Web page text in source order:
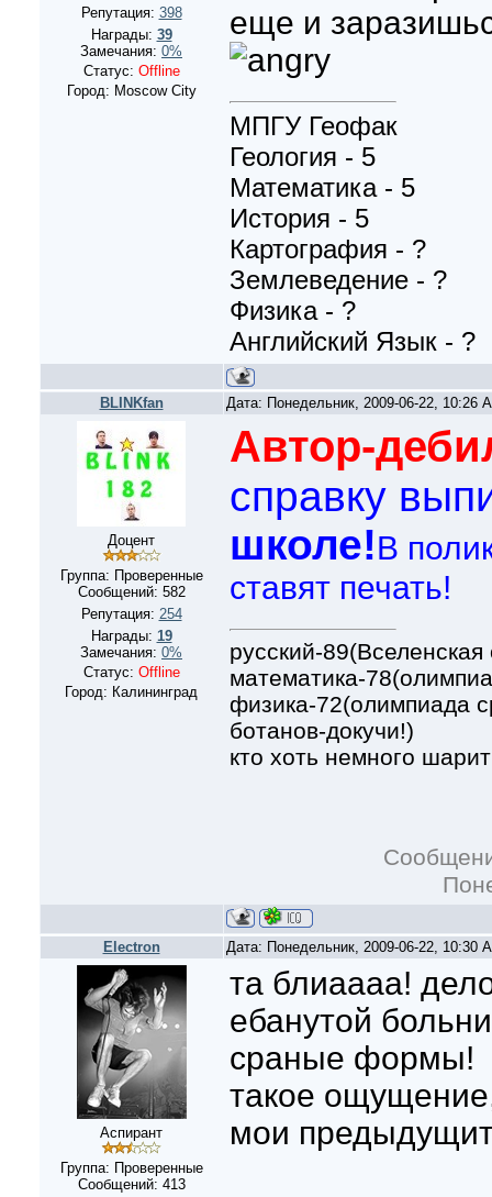
Репутация: 398
Награды: 39
Замечания: 0%
Статус: Offline
Город: Moscow City
еще и
МПГУ Геофак
Геология - 5
Математика - 5
История - 5
Картография - ?
Землеведение - ?
Физика - ?
Английский Язык - ?
BLINKfan Дата: Понедельник, 2009-06-22, 10:26
Доцент
Группа: Проверенные
Сообщений: 582
Репутация: 254
Награды: 19
Замечания: 0%
Статус: Offline
Город: Калининград
Автор-
справку
школе!В
ставят печать!
русский-
математика-
физика-72(олимпиада
ботанов-докучи!)
кто хоть немного
Electron Дата: Понедельник, 2009-06-22, 10:30
Аспирант
Группа: Проверенные
Сообщений: 413
та блиаааа!
ебанутой
сраные формы!
такое
мои